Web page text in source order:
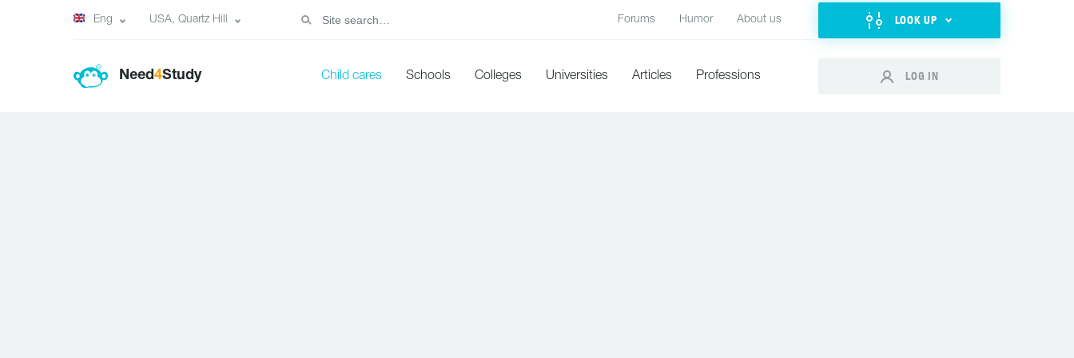
Eng USA, Quartz Hill Forums Humor About us LOOK UP
Need4Study Child cares Schools Colleges Universities Articles Professions LOG IN